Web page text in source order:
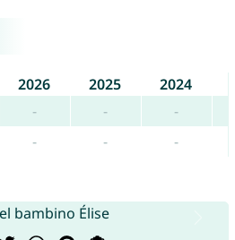
2026 2025
2024
- -
-
- - -